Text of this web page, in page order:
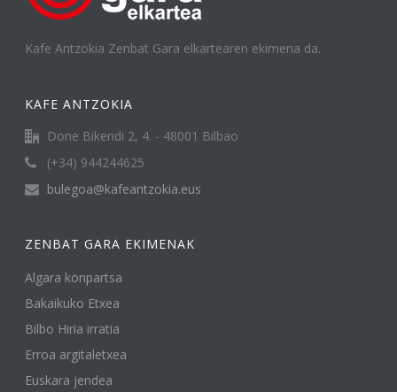
Kafe Antzokia Zenbat Gara elkartearen ekimena da.
KAFE ANTZOKIA
Done Bikendi 2, 4. - 48001 Bilbao
(+34) 944244625
bulegoa@kafeantzokia.eus
ZENBAT GARA EKIMENAK
Algara konpartsa
Bakaikuko Etxea
Bilbo Hiria irratia
Erroa argitaletxea
Euskara jendea